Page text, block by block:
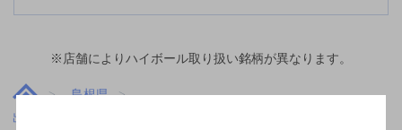
※店舗によりハイボール取り扱い銘柄が異なります。
島根県
出雲科学館パークタウン前駅(島根県)周辺500m